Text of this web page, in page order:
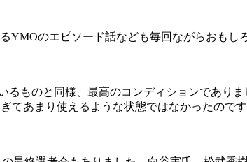
YMOのエピソード話なども毎回ながらおも
ものと同様、最高のコンディションであり
てあまり使えるような状態ではなかったので